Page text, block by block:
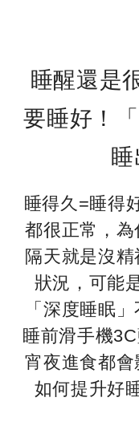
睡醒還是
要睡好！
睡
睡得久=睡得
都很正常，為
隔天就是沒
狀況，可能
「深度睡眠
睡前滑手機
宵夜進食都會
如何提升好